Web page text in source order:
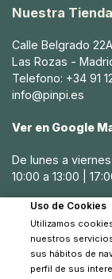
Nuestra Tienda
Calle Belgrado 22A
Las Rozas -
Telefono: +34 91
info@pinpi.es
Ver en Google
De lunes a viernes
10:00 a 13:00 |
Sábados
10:30 a 14:00
Uso de Cookies
Utilizamos
nuestros
sus hábitos de
perfil de sus